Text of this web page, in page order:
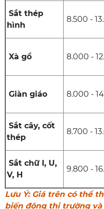
Sắt thép
hình
8.500 -
Xà gồ 8.000 -
Giàn giáo 8.000 -
Sắt cây, cốt
thép
8.700 -
Sắt chữ I, U,
V, H
9.800 -
Lưu Ý: Giá trên có thể
biến động thị trường